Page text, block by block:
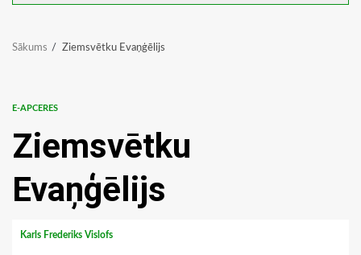
Sākums Ziemsvētku Evaņģēlijs
E-APCERES
Ziemsvētku
Evaņģēlijs
Karls Frederiks Vislofs